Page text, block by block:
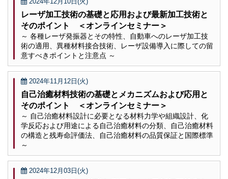
レーザ加工技術の基礎と応用および最新加工技術と
そのポイント ＜オンラインセミナー＞
～ 各種レーザ発振器とその特性、自動車へのレーザ加工技
術の適用、異種材料接合技術、レーザ設備導入に際しての留
意すべきポイントと注意点 ～
2024年11月12日(火)
自己治癒材料技術の基礎とメカニズムおよび応用と
そのポイント ＜オンラインセミナー＞
～ 自己治癒材料設計に必要となる材料力学や組織設計、化
学反応および用途による自己治癒材料の分類、自己治癒材料
の構造と残寿命評価法、自己治癒材料の品質保証と国際標準
～
2024年12月03日(火)